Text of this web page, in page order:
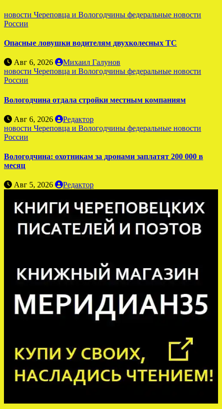
новости Череповца и Вологодчины федеральные новости
России
Опасные ловушки водителям двухколесных ТС
Авг 6, 2026
Михаил Галунов
новости Череповца и Вологодчины федеральные новости
России
Вологодчина отдала стройки местным компаниям
Авг 6, 2026
Редактор
новости Череповца и Вологодчины федеральные новости
России
Вологодчина: охотникам за дронами заплатят 200 000 в
месяц
Авг 5, 2026 Редактор